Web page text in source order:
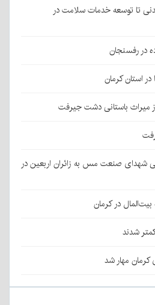
تا توسعه خدمات سلامت در
در رفسنجان
استان کرمان
میراث باستانی دشت جیرفت
شهدای صنعت مس به زائران اربعین در
در کرمان
مهار شد